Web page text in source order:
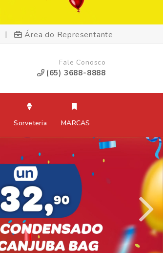
| Área do Representante
Fale Conosco
(65) 3688-8888
Sorveteria MARCAS